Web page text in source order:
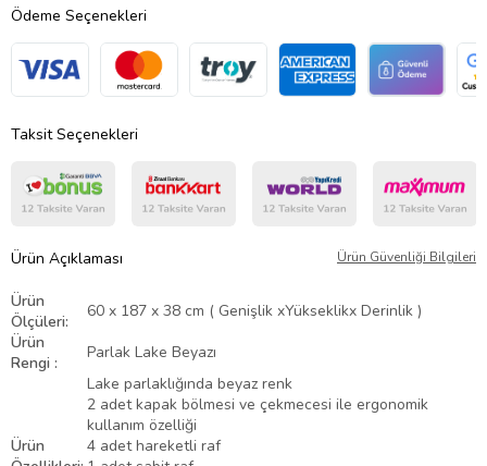
Ödeme Seçenekleri
Taksit Seçenekleri
Ürün Açıklaması Ürün Güvenliği Bilgileri
Ürün
Ölçüleri:
60 x 187 x 38 cm ( Genişlik xYükseklikx Derinlik )
Ürün
Rengi :
Parlak Lake Beyazı
Ürün
Lake parlaklığında beyaz renk
2 adet kapak bölmesi ve çekmecesi ile ergonomik
kullanım özelliği
4 adet hareketli raf